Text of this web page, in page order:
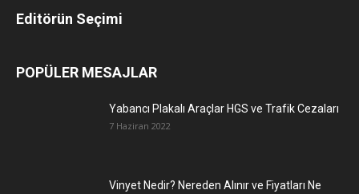
Editörün Seçimi
POPÜLER MESAJLAR
Yabancı Plakalı Araçlar HGS ve Trafik Cezaları
7 Haziran 2022
Vinyet Nedir? Nereden Alınır ve Fiyatları Ne